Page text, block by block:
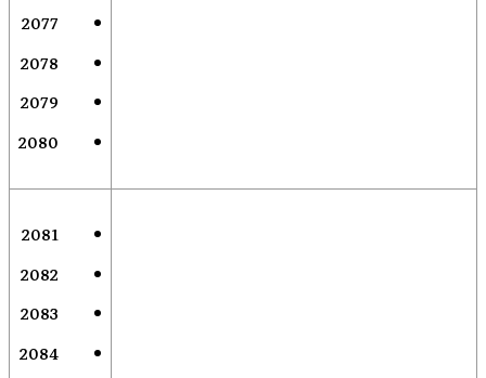
2077
2078
2079
2080
2081
2082
2083
2084